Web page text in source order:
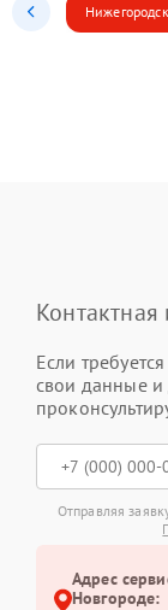
Если
свои данные и
Отправляя
Адрес
Новгороде: